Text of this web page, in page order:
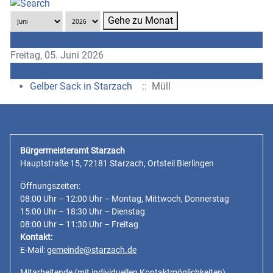
Gehe zu Monat
Freitag, 05. Juni 2026
Gelber Sack in Starzach
:: Müll
Bürgermeisteramt Starzach
Hauptstraße 15, 72181 Starzach, Ortsteil Bierlingen
Öffnungszeiten:
08:00 Uhr – 12:00 Uhr – Montag, Mittwoch, Donnerstag
15:00 Uhr – 18:30 Uhr – Dienstag
08:00 Uhr – 11:30 Uhr – Freitag
Kontakt:
E-Mail:gemeinde@starzach.de